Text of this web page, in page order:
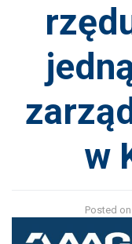
w
Posted on